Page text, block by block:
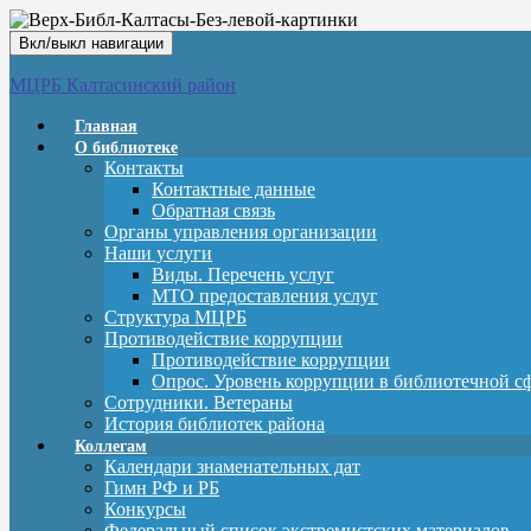
Вкл/выкл навигации
МЦРБ Калтасинский район
Главная
О библиотеке
Контакты
Контактные данные
Обратная связь
Органы управления организации
Наши услуги
Виды. Перечень услуг
МТО предоставления услуг
Структура МЦРБ
Противодействие коррупции
Противодействие коррупции
Опрос. Уровень коррупции в библиотечной
Сотрудники. Ветераны
История библиотек района
Коллегам
Календари знаменательных дат
Гимн РФ и РБ
Конкурсы